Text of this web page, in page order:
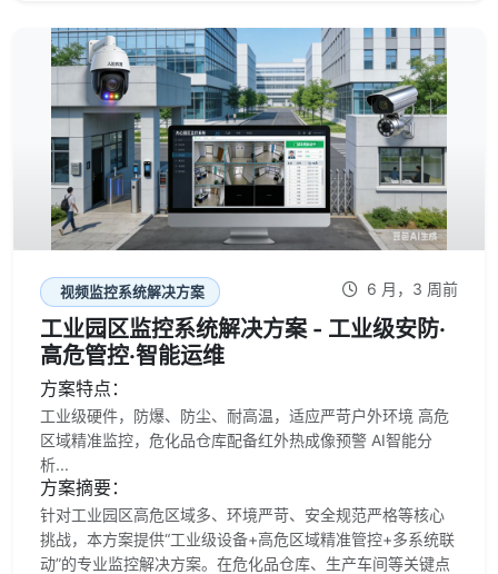
视频监控系统解决方案 6 月，3 周前
工业园区监控系统解决方案 - 工业级安防·
高危管控·智能运维
方案特点：
工业级硬件，防爆、防尘、耐高温，适应严苛户外环境 高危
区域精准监控，危化品仓库配备红外热成像预警 AI智能分
析...
方案摘要：
针对工业园区高危区域多、环境严苛、安全规范严格等核心
挑战，本方案提供“工业级设备+高危区域精准管控+多系统联
动”的专业监控解决方案。在危化品仓库、生产车间等关键点